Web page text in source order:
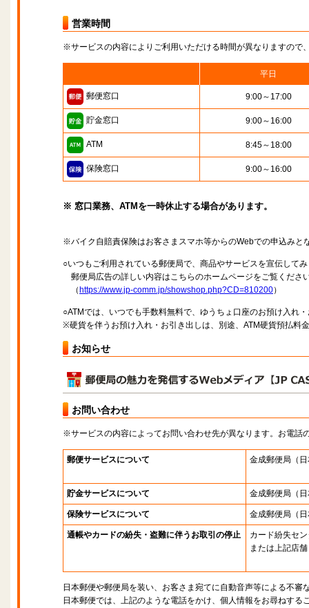
営業時間
※サービスの内容によりご利用いただける時間が異なりますので
平日
郵便窓口 9:00～17:00
貯金窓口 9:00～16:00
ATM 8:45～18:00
保険窓口 9:00～16:00
※ 窓口業務、ATMを一時休止する場合があります。
※バイク自賠責保険はお客さまスマホ等からのWebでの申込みと
○いつもご利用されている郵便局で、商品やサービスを宣伝して
郵便局広告の詳しい内容はこちらのホームページをご覧くださ
（ https://www.jp-comm.jp/showshop.php?CD=810200）
○ATMでは、いつでも手数料無料で、ゆうちょ口座のお預け入れ
※硬貨を伴うお預け入れ・お引き出しは、別途、ATM硬貨預払料
お知らせ
お問い合わせ
※サービスの内容によってお問い合わせ先が異なります。お電話
郵便サービスについて 金成郵便局 （
貯金サービスについて 金成郵便局 （
保険サービスについて 金成郵便局 （
通帳やカードの紛失・盗難に伴うお取引の停止
カード紛失セ
または上記店舗
日本郵便や郵便局を装い、お客さま宛てに自動音声等による不審
日本郵便では、上記のような電話をかけ、個人情報をお尋ねする